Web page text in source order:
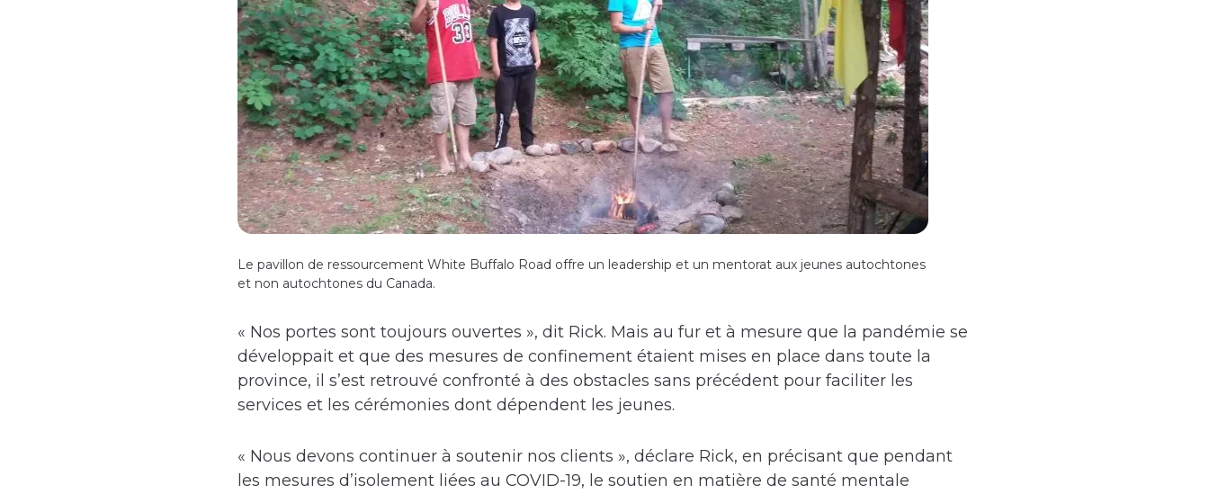
Le pavillon de ressourcement White Buffalo Road offre un leadership et un mentorat aux jeunes autochtones
et non autochtones du Canada.
« Nos portes sont toujours ouvertes », dit Rick. Mais au fur et à mesure que la pandémie se
développait et que des mesures de confinement étaient mises en place dans toute la
province, il s’est retrouvé confronté à des obstacles sans précédent pour faciliter les
services et les cérémonies dont dépendent les jeunes.
« Nous devons continuer à soutenir nos clients », déclare Rick, en précisant que pendant
les mesures d’isolement liées au COVID-19, le soutien en matière de santé mentale